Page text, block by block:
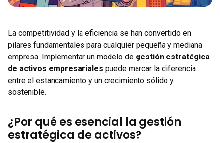
La competitividad y la eficiencia se han convertido en
pilares fundamentales para cualquier pequeña y mediana
empresa. Implementar un modelo de gestión estratégica
de activos empresariales puede marcar la diferencia
entre el estancamiento y un crecimiento sólido y
sostenible.
¿Por qué es esencial la gestión
estratégica de activos?